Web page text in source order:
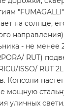
на солнце,
- не менее
RUT)
ISSO/
Консоли
мощную
уличных